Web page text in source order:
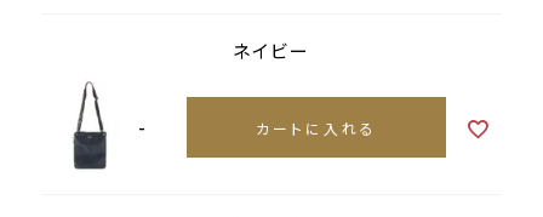
ネイビー
- カートに入れる